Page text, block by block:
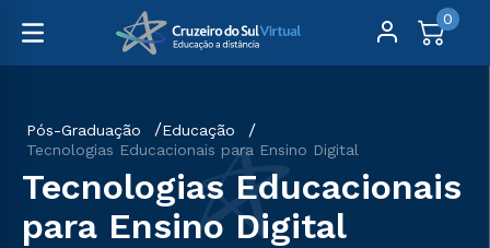
0
Pós-Graduação
Educação
Tecnologias Educacionais para Ensino Digital
Tecnologias Educacionais
para Ensino Digital